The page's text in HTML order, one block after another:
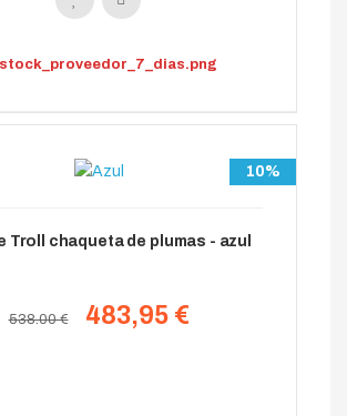
10%
Troll chaqueta de plumas - azul
538.00 € 483,95 €